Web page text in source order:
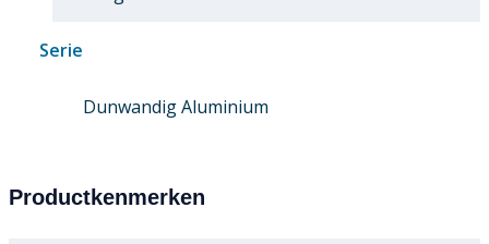
Serie
Dunwandig Aluminium
Productkenmerken